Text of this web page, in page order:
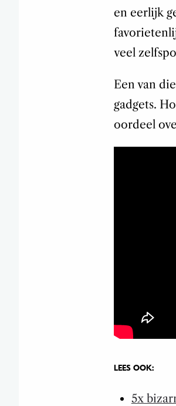
en eerlijk
veel
Een van
gadgets.
oordeel
LEES OOK:
5x